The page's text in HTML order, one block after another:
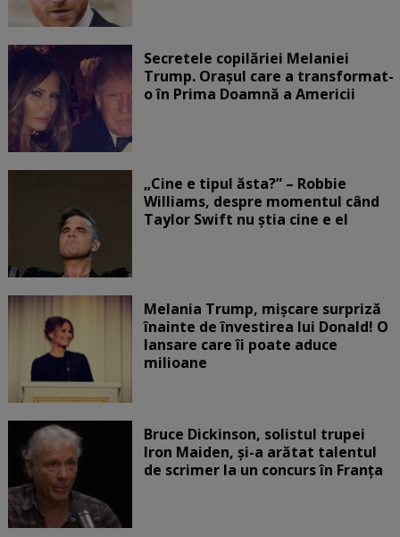
Secretele copilăriei Melaniei
Trump. Orașul care a transformat-
o în Prima Doamnă a Americii
„Cine e tipul ăsta?” – Robbie
Williams, despre momentul când
Taylor Swift nu știa cine e el
Melania Trump, mișcare surpriză
înainte de învestirea lui Donald! O
lansare care îi poate aduce
milioane
Bruce Dickinson, solistul trupei
Iron Maiden, şi-a arătat talentul
de scrimer la un concurs în Franţa